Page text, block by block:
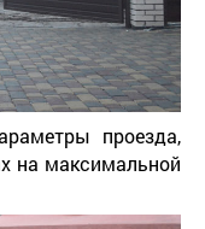
проезда,
на максимальной